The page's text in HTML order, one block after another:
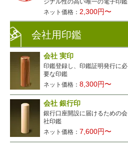
ジナル性の高い唯一の電子印鑑
ネット価格：2,300円〜
会社用印鑑
会社 実印
印鑑登録し、印鑑証明発行に必
要な印鑑
ネット価格：8,300円〜
会社 銀行印
銀行口座開設に届けるための会
社印鑑
ネット価格： 7,600円〜